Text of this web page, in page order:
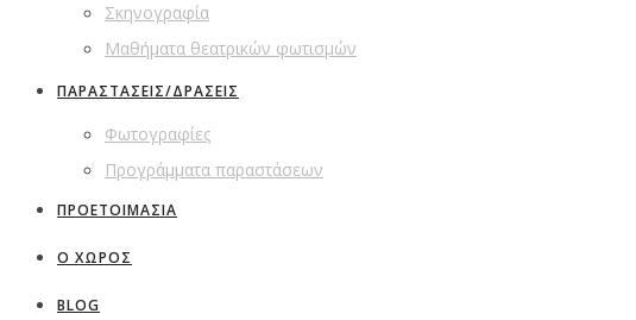
Σκηνογραφία
Μαθήματα θεατρικών φωτισμών
ΠΑΡΑΣΤΑΣΕΙΣ/ΔΡΑΣΕΙΣ
Φωτογραφίες
Προγράμματα παραστάσεων
ΠΡΟΕΤΟΙΜΑΣΙΑ
Ο ΧΩΡΟΣ
BLOG